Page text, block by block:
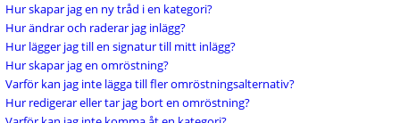
Hur skapar jag en ny tråd i en kategori?
Hur ändrar och raderar jag inlägg?
Hur lägger jag till en signatur till mitt inlägg?
Hur skapar jag en omröstning?
Varför kan jag inte lägga till fler omröstningsalternativ?
Hur redigerar eller tar jag bort en omröstning?